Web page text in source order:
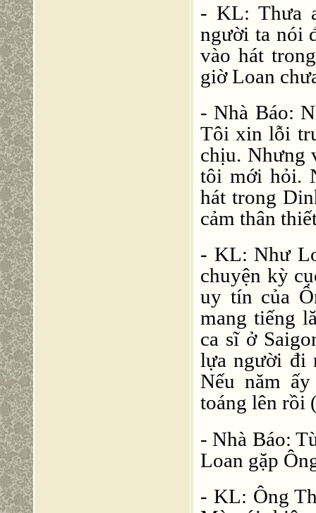
- KL: Thưa
người ta nói
vào hát
giờ Loan
- Nhà Báo:
Tôi xin lỗi
chịu. Nhưng
tôi mới hỏi.
hát trong
cảm thân
- KL: Như
chuyện kỳ
uy tín của
mang tiếng
ca sĩ ở
lựa người đi
Nếu năm
toáng lên rồi
- Nhà Báo:
Loan gặp
- KL: Ông